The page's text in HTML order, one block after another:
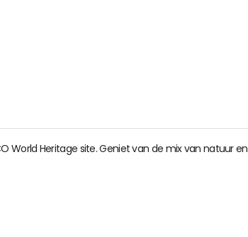
World Heritage site. Geniet van de mix van natuur en